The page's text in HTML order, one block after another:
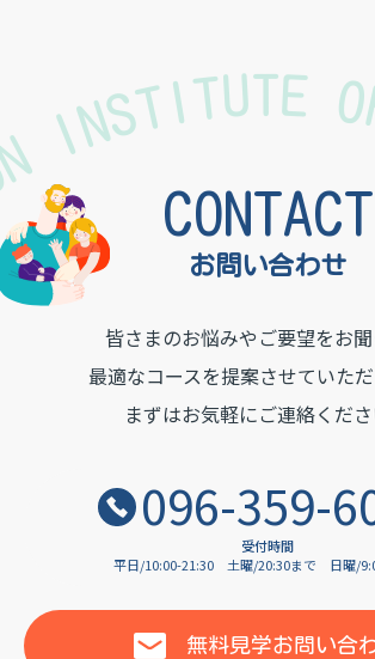
お問い合わせ
CONTACT
皆さまのお悩みやご要望をお聞
最適なコースを提案させていただ
まずはお気軽にご連絡くださ
096-359-
受付時間
平日/10:00-21:30
土曜/20:30まで 日曜/
無料見学お問い合